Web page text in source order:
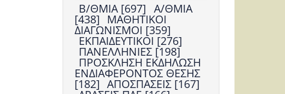
Β/ΘΜΙΑ [697] Α/ΘΜΙΑ
[438] ΜΑΘΗΤΙΚΟΙ
ΔΙΑΓΩΝΙΣΜΟΙ [359]
ΕΚΠΑΙΔΕΥΤΙΚΟΙ [276]
ΠΑΝΕΛΛΗΝΙΕΣ [198]
ΠΡΟΣΚΛΗΣΗ ΕΚΔΗΛΩΣΗ
ΕΝΔΙΑΦΕΡΟΝΤΟΣ ΘΕΣΗΣ
[182] ΑΠΟΣΠΑΣΕΙΣ [167]